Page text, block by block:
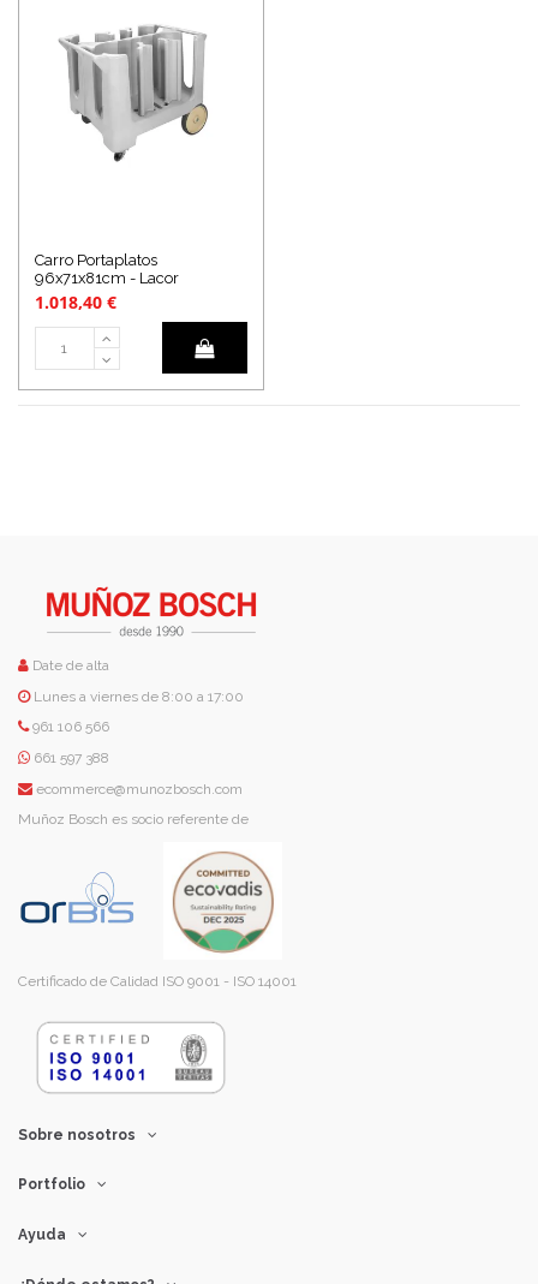
Carro Portaplatos
96x71x81cm - Lacor
1.018,40 €
Date de alta
Lunes a viernes de 8:00 a 17:00
961 106 566
661 597 388
ecommerce@munozbosch.com
Muñoz Bosch es socio referente de
Certificado de Calidad ISO 9001 - ISO 14001
Sobre nosotros
Portfolio
Ayuda